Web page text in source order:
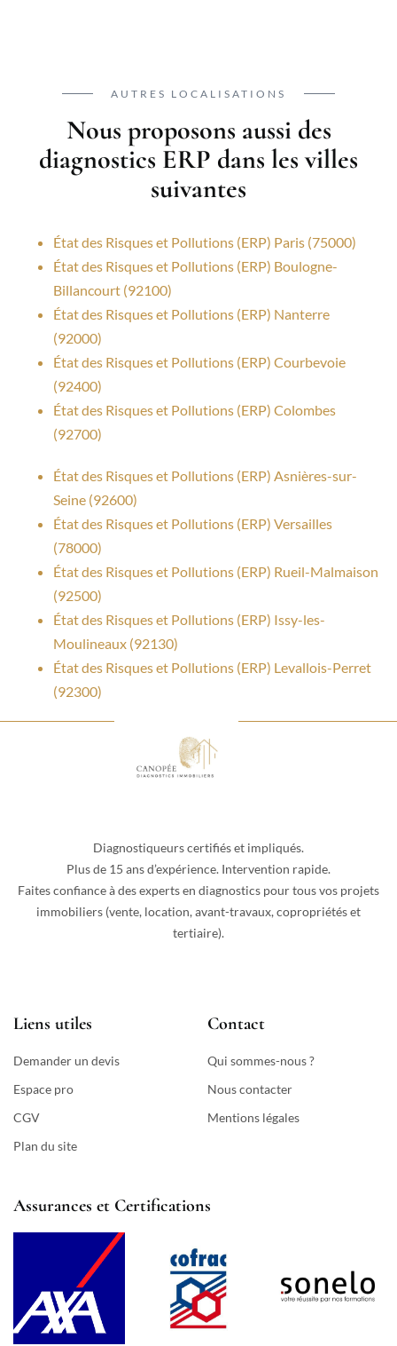
AUTRES LOCALISATIONS
Nous proposons aussi des
diagnostics ERP dans les villes
suivantes
État des Risques et Pollutions (ERP) Paris (75000)
État des Risques et Pollutions (ERP) Boulogne-
Billancourt (92100)
État des Risques et Pollutions (ERP) Nanterre
(92000)
État des Risques et Pollutions (ERP) Courbevoie
(92400)
État des Risques et Pollutions (ERP) Colombes
(92700)
État des Risques et Pollutions (ERP) Asnières-sur-
Seine (92600)
État des Risques et Pollutions (ERP) Versailles
(78000)
État des Risques et Pollutions (ERP) Rueil-Malmaison
(92500)
État des Risques et Pollutions (ERP) Issy-les-
Moulineaux (92130)
État des Risques et Pollutions (ERP) Levallois-Perret
(92300)
Diagnostiqueurs certifiés et impliqués.
Plus de 15 ans d’expérience. Intervention rapide.
Faites confiance à des experts en diagnostics pour tous vos projets
immobiliers (vente, location, avant-travaux, copropriétés et
tertiaire).
Liens utiles
Demander un devis
Espace pro
CGV
Plan du site
Contact
Qui sommes-nous ?
Nous contacter
Mentions légales
Assurances et Certifications